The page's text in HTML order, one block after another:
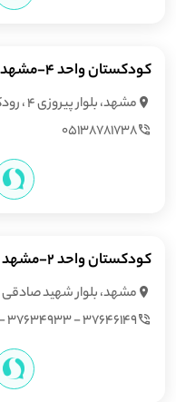
کودکستان واحد 4-مشهد
مشهد، بلوار پیروزی 4 ، رودکی جنوبی 15
05138781738
کودکستان واحد 2-مشهد
مشهد، بلوار شهید صادقی
۳۷۶۴۶۱۴۹ - ۳۷۶۳۴۹۳۳ - ۰۹۱۵۵۰۲۸۰۱۲